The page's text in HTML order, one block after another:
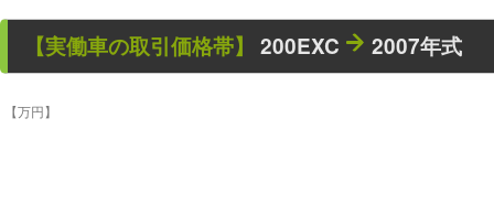
【実働車の取引価格帯】 200EXC 2007年式
【万円】